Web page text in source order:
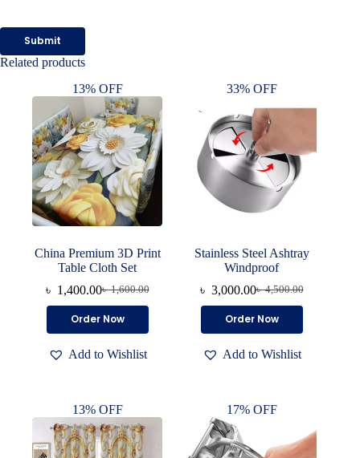
Submit
Related products
13% OFF
China Premium 3D Print
Table Cloth Set
৳1,600.00
Original
price
was:
৳ 1,400.00Current
price
is:
Order Now
Add to Wishlist
33% OFF
Stainless Steel Ashtray
Windproof
৳4,500.00
Original
price
was:
৳ 3,000.00Current
price
is:
Order Now
Add to Wishlist
13% OFF 17% OFF